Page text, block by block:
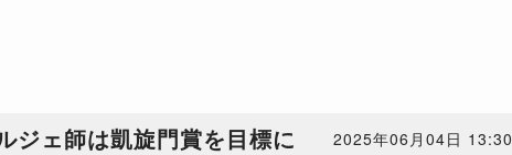
ジェ師は凱旋門賞を目標に 2025年06月04日 13:30